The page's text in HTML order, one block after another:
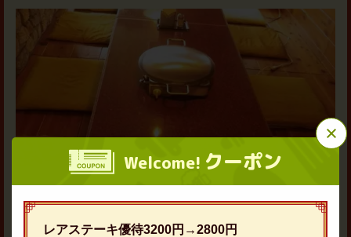
Welcome! クーポン
レアステーキ優待3200円→2800円
お座敷席もあり、団体様の貸切もお受けできます。ご旅行の思い
でにいかがですか。是非ご相談ください。舞子ビラ様、ホテルセ
味鉄 舞子店 黒毛和牛専門店
兵庫県神戸市垂水区東舞子町２－２１
https://ajitetsu-maiko.owst.jp/